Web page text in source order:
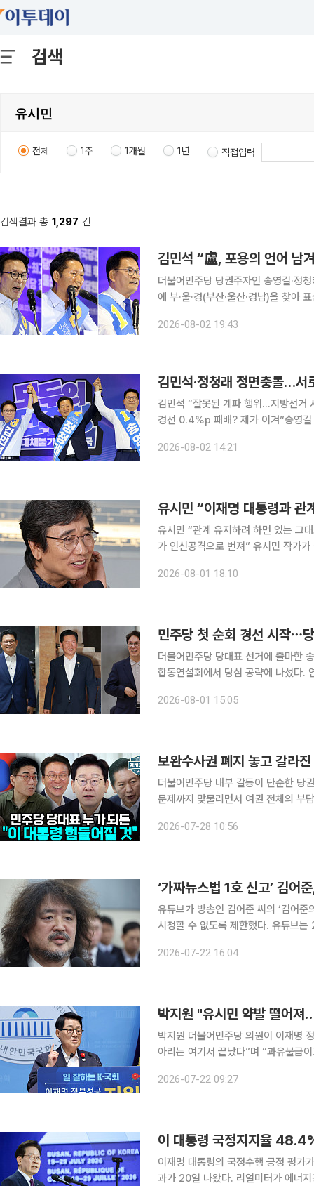
검색
전체 1주 1개월 1년 직접입력
검색결과 총 1,297 건
김민석 “盧, 포용의 언어 남
더불어민주당 당권주자인 송영길·정
에 부·울·경(부산·울산·경남)을 찾아
산전시컨벤션센터에서 열린 당대표
2026-08-02 19:43
김민석·정청래 정면충돌…서
김민석 “잘못된 계파 행위…지방선거
경선 0.4%p 패배? 제가 이겨”송영길
이 거세지고 있다. 두 후보는 서로를
2026-08-02 14:21
유시민 “이재명 대통령과 관
유시민 “관계 유지하려 하면 있는 그
가 인신공격으로 번져” 유시민 작가가 이재명 대통령과의 인간적 유대보다 비평가로서 자신의 판단
판을 받는 상황에서도 비평 기조를 바
2026-08-01 18:10
민주당 첫 순회 경선 시작⋯
더불어민주당 당대표 선거에 출마한
합동연설회에서 당심 공략에 나섰다. 연합뉴스에 따르면 민주당은 이날 충남 공주 충남교통연수원
28일부터 31일까지 대전ㆍ충남ㆍ세
2026-08-01 15:05
보완수사권 폐지 놓고 갈라
더불어민주당 내부 갈등이 단순한 당
문제까지 맞물리면서 여권 전체의 부담으로 번지
이 보완수사권 완전 폐지를 비롯한 검
2026-07-28 10:56
‘가짜뉴스법 1호 신고’ 김어
유튜브가 방송인 김어준 씨의 ‘김어
시청할 수 없도록 제한했다. 유튜브는 21일 이동재 전 채널A 기자(매일신문 객원편집위원)가 신고
2020년 5월 1일 유튜브 채널 ‘딴지방
2026-07-22 16:04
박지원 "유시민 약발 떨어
박지원 더불어민주당 의원이 이재명
아리는 여기서 끝났다”며 “과유불급이고 자숙할
2026-07-22 09:27
이 대통령 국정지지율
이재명 대통령의 국정수행 긍정 평
과가 20일 나왔다. 리얼미터가 에너지경제신문 의뢰로 13~16일 전국 만 18세 이상 유권자 2007